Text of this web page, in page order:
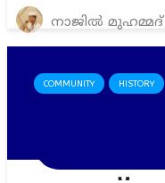
നാജിൽ മുഹമ്മദ്
COMMUNITY HISTORY